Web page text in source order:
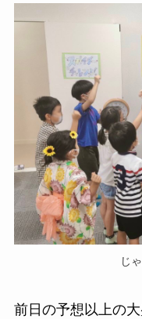
じ
前日の予想以上の